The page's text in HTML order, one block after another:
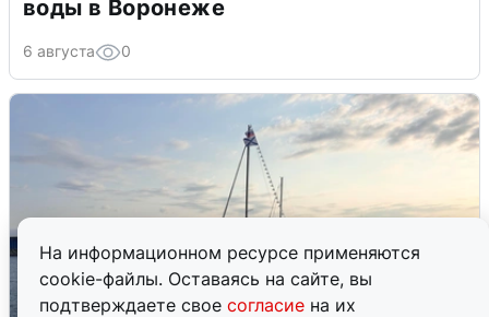
На информационном ресурсе применяются
cookie-файлы. Оставаясь на сайте, вы
подтверждаете свое согласие на их
воды в Воронеже
6 августа 0